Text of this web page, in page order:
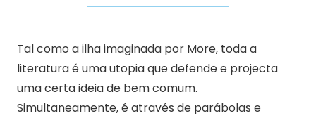
Tal como a ilha imaginada por More, toda a
literatura é uma utopia que defende e projecta
uma certa ideia de bem comum.
Simultaneamente, é através de parábolas e